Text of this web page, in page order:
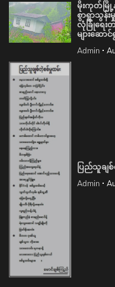
မိုးကုတ်မြို့
စွာရွာသွန်း
လုံခြုံရေး
များဆော
Admin
ပြည်သူချ
Admin